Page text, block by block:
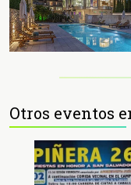
Otros eventos